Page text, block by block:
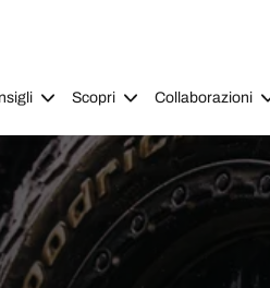
Scopri Collaborazioni